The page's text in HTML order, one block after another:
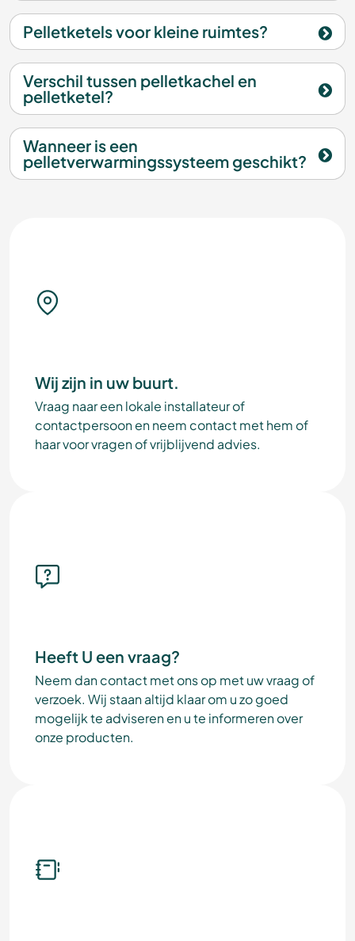
Pelletketels voor kleine ruimtes?
Verschil tussen pelletkachel en
pelletketel?
Wanneer is een
pelletverwarmingssysteem geschikt?
Wij zijn in uw buurt.
Vraag naar een lokale installateur of
contactpersoon en neem contact met hem of
haar voor vragen of vrijblijvend advies.
Heeft U een vraag?
Neem dan contact met ons op met uw vraag of
verzoek. Wij staan altijd klaar om u zo goed
mogelijk te adviseren en u te informeren over
onze producten.